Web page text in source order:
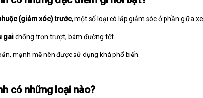
(giảm xóc) trước, một số loại có lắp giảm sóc ở phần giữa xe.
gaichống trơn trượt, bám đường tốt.
mạnh mẽ nên được sử dụng khá phổ biến.
có những loại nào?